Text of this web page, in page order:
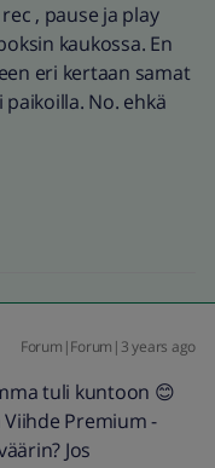
, pause ja play
kaukossa. En
eri kertaan samat
No. ehkä
Forum|Forum|3 years ago
tuli kuntoon 😊
Premium -
Jos